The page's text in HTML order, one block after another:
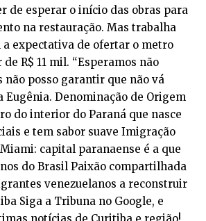
de esperar o início das obras para
na restauração. Mas trabalha
expectativa de ofertar o metro
R$ 11 mil. “Esperamos não
não posso garantir que não vá
Eugênia. Denominação de Origem
do interior do Paraná que nasce
e tem sabor suave Imigração
capital paranaense é a que
do Brasil Paixão compartilhada
venezuelanos a reconstruir
Siga a Tribuna no Google, e
notícias de Curitiba e região!